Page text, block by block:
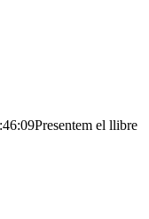
Presentem el llibre